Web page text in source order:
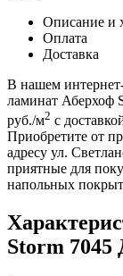
Описание и
Оплата
Доставка
В нашем
ламинат Аберхоф
руб./м2 с
Приобретите от
адресу ул.
приятные для
напольных
Storm 7045